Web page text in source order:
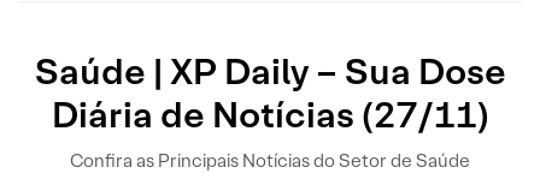
Saúde | XP Daily – Sua Dose
Diária de Notícias (27/11)
Confira as Principais Notícias do Setor de Saúde